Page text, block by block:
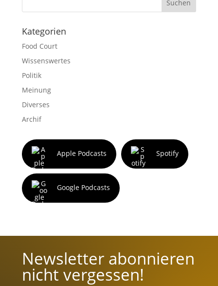
Suchen
Kategorien
Food Court
Wissenswertes
Politik
Meinung
Diverses
Archif
Apple Podcasts Spotify
Google Podcasts
Newsletter abonnieren
nicht vergessen!